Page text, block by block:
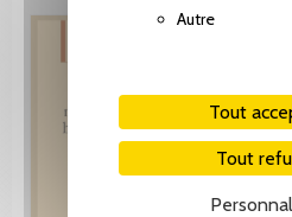
Autre
Tout
Tout